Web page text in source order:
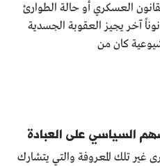
العسكري أو حالة الطوارئ
آخر يجيز العقوبة الجسدية
كان من
السياسي على العبادة
تلك المعروفة والتي يتشارك